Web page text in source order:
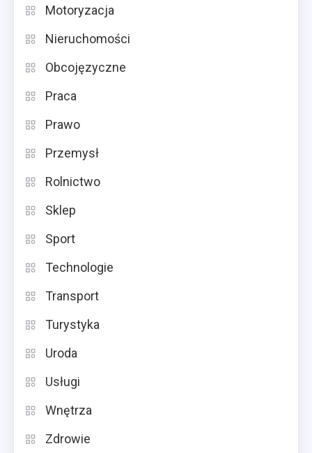
Motoryzacja
Nieruchomości
Obcojęzyczne
Praca
Prawo
Przemysł
Rolnictwo
Sklep
Sport
Technologie
Transport
Turystyka
Uroda
Usługi
Wnętrza
Zdrowie